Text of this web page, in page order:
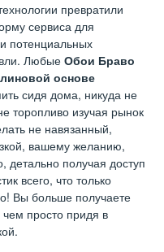
превратили
сервиса для
потенциальных
Любые Обои Браво
основе
сидя дома, никуда не
торопливо изучая рынок
не навязанный,
вашему желанию,
детально получая доступ
всего, что только
Вы больше получаете
просто придя в